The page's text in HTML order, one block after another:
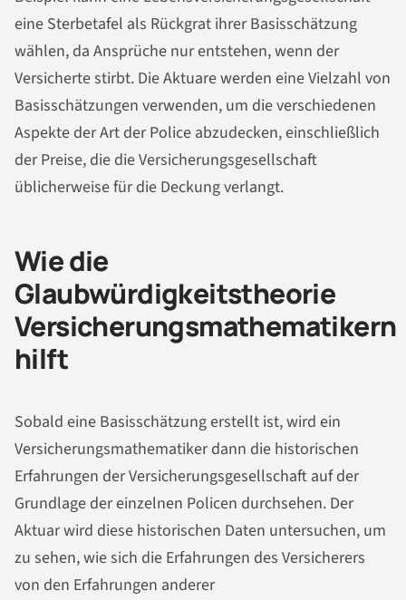
eine Sterbetafel als Rückgrat ihrer Basisschätzung
wählen, da Ansprüche nur entstehen, wenn der
Versicherte stirbt. Die Aktuare werden eine Vielzahl von
Basisschätzungen verwenden, um die verschiedenen
Aspekte der Art der Police abzudecken, einschließlich
der Preise, die die Versicherungsgesellschaft
üblicherweise für die Deckung verlangt.
Wie die
Glaubwürdigkeitstheorie
Versicherungsmathematikern
hilft
Sobald eine Basisschätzung erstellt ist, wird ein
Versicherungsmathematiker dann die historischen
Erfahrungen der Versicherungsgesellschaft auf der
Grundlage der einzelnen Policen durchsehen. Der
Aktuar wird diese historischen Daten untersuchen, um
zu sehen, wie sich die Erfahrungen des Versicherers
von den Erfahrungen anderer